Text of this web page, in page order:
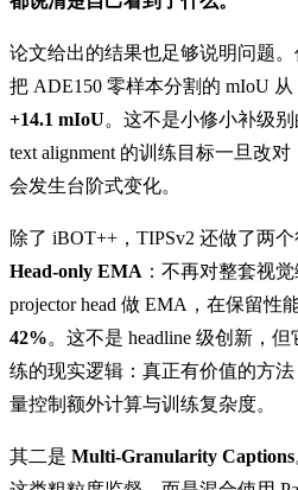
论文给出的结果也足够说明问题
把 ADE150 零样本分割的 mIoU 从
+14.1 mIoU。这不是小修小补级
text alignment 的训练目标一旦改
会发生台阶式变化。
除了 iBOT++，TIPSv2 还做了两
Head-only EMA ：不再对整套视
projector head 做 EMA，在保留性
42%。这不是 headline 级创新，
练的现实逻辑：真正有价值的方
量控制额外计算与训练复杂度。
其二是 Multi-Granularity Captions